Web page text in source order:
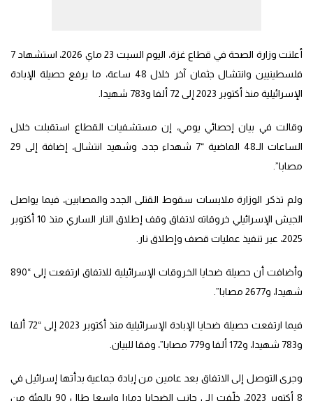
أعلنت وزارة الصحة في قطاع غزة، اليوم السبت 23 ماي 2026، استشهاد 7
فلسطينيين وانتشال جثمان آخر خلال 48 ساعة، ما يرفع حصيلة الإبادة
الإسرائيلية منذ أكتوبر 2023 إلى 72 ألفا و783 شهيدا.
وقالت في بيان إحصائي يومي، إن مستشفيات القطاع استقبلت خلال
الساعات الـ48 الماضية “7 شهداء جدد، وشهيد انتشال، إضافة إلى 29
مصابا”.
ولم تذكر الوزارة ملابسات سقوط القتلى الجدد والمصابين، فيما يواصل
الجيش الإسرائيلي خروقاته لاتفاق وقف إطلاق النار الساري منذ 10 أكتوبر
2025، عبر تنفيذ عمليات قصف وإطلاق نار.
وأضافت أن حصيلة ضحايا الخروقات الإسرائيلية للاتفاق ارتفعت إلى “890
شهيدا، و2677 مصابا”.
فيما ارتفعت حصيلة ضحايا الإبادة الإسرائيلية منذ أكتوبر 2023 إلى “72 ألفا
و783 شهيدا، و172 ألفا و779 مصابا”، وفقا للبيان.
وجرى التوصل إلى الاتفاق بعد عامين من إبادة جماعية بدأتها إسرائيل في
8 أكتوبر 2023، خلّفت إلى جانب الضحايا دمارا واسعا طال 90 بالمئة من